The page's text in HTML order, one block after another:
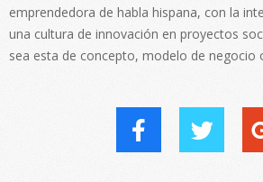
emprendedora de habla hispana, con la
una cultura de innovación en proyectos
sea esta de concepto, modelo de negocio